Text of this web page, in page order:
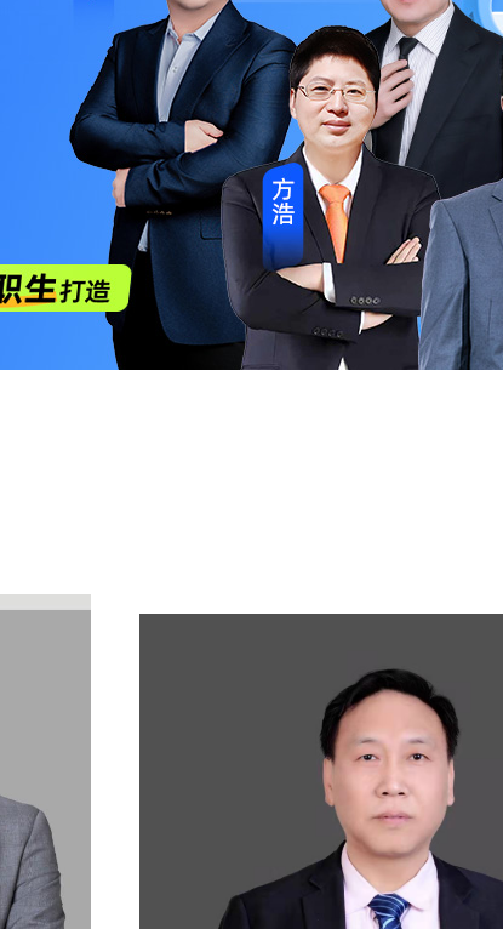
信息。
3.2 我们使用自己的cookies，目的是为您提供更
身份，或保存您向我们提供的有关您的喜好或其他信息
页或产品和/或服务最受您的欢迎； 3.2.3 广告优化。
能将通过cookies收集的非个人身份信息，经统计加工后
广告商或其他合作方放置的cookies和web beacon。这些
告，或用于评估广告服务的效果。这些第三方cookies和
承担责任。 3.5 您可以通过浏览器设置拒绝或管理
为了确认您的使用形态与网站的使用状况，我们的网站
防范、诈骗监测、存档和备份用途，确保我们向您提供的
我们的产品和/或服务，从而针对性地回应您的个性化需
品和/或服务广告；
4.1.6 评估我们产品和/或服务中的广
务中提供了相应选项，您也可以授权我们将该产品和/
等。
享您的个人信息：
据的地图服务供应商），用作下列用途：
购课须知》和本《隐私政策》及其他适用我们和您之间
息的安全和完整。
5.3 为提供更好的客户服务和用户体
/或服务所必要的个人信息。我们将努力确保该等第三方
人信息用于与学府教育产品和/或服务相关的特定用途。
资产转让或类似的交易，您的个人信息有可能作为此类
规； b) 遵守法院命令或其他法律程序的规定； c) 遵守
人身和财产安全或合法权益所合理必需的用途。
5.6 我
伙伴能及时与您联系、发放奖品。
不对外公开或向第三方提供用户的注册资料及用户在使